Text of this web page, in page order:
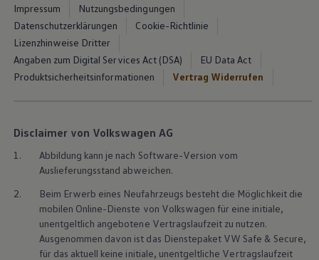
Impressum
Nutzungsbedingungen
Datenschutzerklärungen
Cookie-Richtlinie
Lizenzhinweise Dritter
Angaben zum Digital Services Act (DSA)
EU Data Act
Produktsicherheitsinformationen
Vertrag Widerrufen
Disclaimer von Volkswagen AG
1.
Abbildung kann je nach Software-Version vom
Auslieferungsstand abweichen.
2.
Beim Erwerb eines Neufahrzeugs besteht die Möglichkeit die
mobilen Online-Dienste von Volkswagen für eine initiale,
unentgeltlich angebotene Vertragslaufzeit zu nutzen.
Ausgenommen davon ist das Dienstepaket VW Safe & Secure,
für das aktuell keine initiale, unentgeltliche Vertragslaufzeit